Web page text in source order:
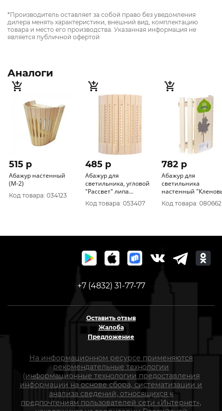
*Производитель оставляет за собой право без уведомления
дилера менять характеристики, внешний вид, комплектацию
товара и место его производства. Указанная информация не
является публичной офертой
Аналоги
515 p
Абажур настенный
(М-2)
Код товара: 034123
485 p
Абажур для
светильника, угловой
"Рассвет" липа
35х13х26 32177_
Код товара: 053407
782 p
Абажур для
светильника
настенный
лист" 35х25 см,
БАННАЯ ЛИНИЯ™
Код товара: 080662
+7 (4832) 31-77-77
Оставить отзыв
Жалоба
Предложение
На информационном ресурсе применяются
рекомендательные технологии
(информационные технологии предоставления
информации на основе сбора, систематизации и
анализа сведений, относящихся к
предпочтениям пользователей сети «Интернет»,